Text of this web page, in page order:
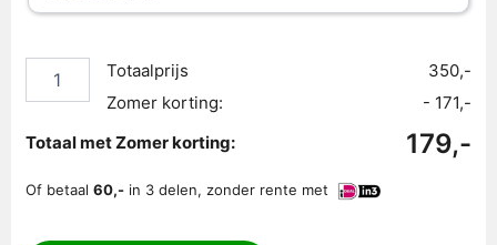
2
aantal
Totaalprijs
350,-
Zomer korting:
- 171,-
Totaal met Zomer korting:
179,-
Of betaal 60,-in 3 delen, zonder rente met